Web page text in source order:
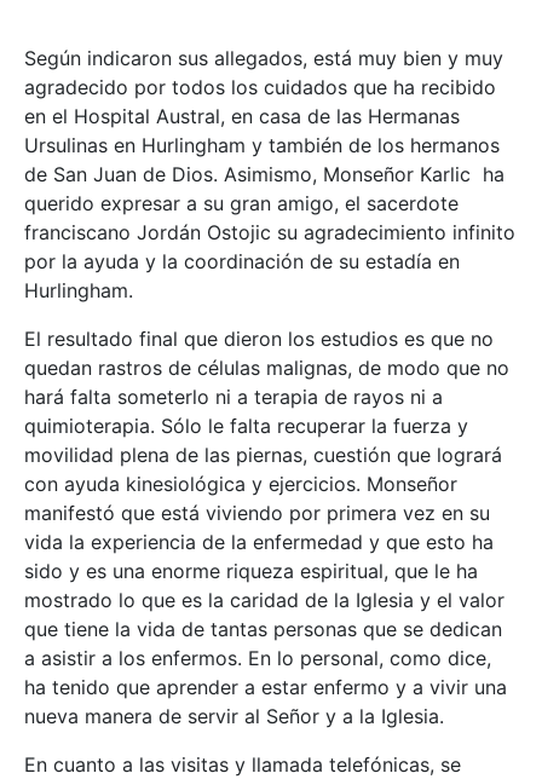
Según indicaron sus allegados, está muy bien y muy
agradecido por todos los cuidados que ha recibido
en el Hospital Austral, en casa de las Hermanas
Ursulinas en Hurlingham y también de los hermanos
de San Juan de Dios. Asimismo, Monseñor Karlic ha
querido expresar a su gran amigo, el sacerdote
franciscano Jordán Ostojic su agradecimiento infinito
por la ayuda y la coordinación de su estadía en
Hurlingham.
El resultado final que dieron los estudios es que no
quedan rastros de células malignas, de modo que no
hará falta someterlo ni a terapia de rayos ni a
quimioterapia. Sólo le falta recuperar la fuerza y
movilidad plena de las piernas, cuestión que logrará
con ayuda kinesiológica y ejercicios. Monseñor
manifestó que está viviendo por primera vez en su
vida la experiencia de la enfermedad y que esto ha
sido y es una enorme riqueza espiritual, que le ha
mostrado lo que es la caridad de la Iglesia y el valor
que tiene la vida de tantas personas que se dedican
a asistir a los enfermos. En lo personal, como dice,
ha tenido que aprender a estar enfermo y a vivir una
nueva manera de servir al Señor y a la Iglesia.
En cuanto a las visitas y llamada telefónicas, se